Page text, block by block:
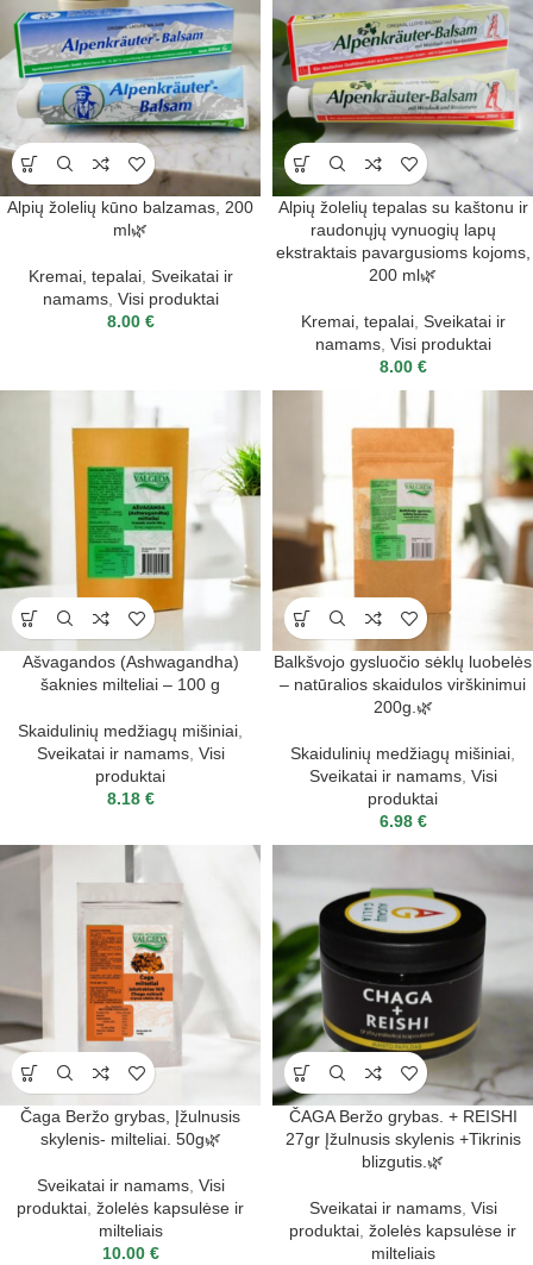
Alpių žolelių kūno balzamas, 200
ml🌿
Kremai, tepalai, Sveikatai ir
namams, Visi produktai
8.00 €
Alpių žolelių tepalas su kaštonu ir
raudonųjų vynuogių lapų
ekstraktais pavargusioms kojoms,
200 ml🌿
Kremai, tepalai, Sveikatai ir
namams, Visi produktai
8.00 €
Ašvagandos (Ashwagandha)
šaknies milteliai – 100 g
Skaidulinių medžiagų mišiniai
Sveikatai ir namams, Visi
produktai
8.18 €
Balkšvojo gysluočio sėklų luobelės
– natūralios skaidulos virškinimui
200g.🌿
Skaidulinių medžiagų mišiniai
Sveikatai ir namams, Visi
produktai
6.98 €
Čaga Beržo grybas, Įžulnusis
skylenis- milteliai. 50g🌿
Sveikatai ir namams, Visi
produktai žolelės kapsulėse ir
milteliais
10.00 €
ČAGA Beržo grybas. + REISHI
27gr Įžulnusis skylenis +Tikrinis
blizgutis.🌿
Sveikatai ir namams, Visi
produktai žolelės kapsulėse ir
milteliais